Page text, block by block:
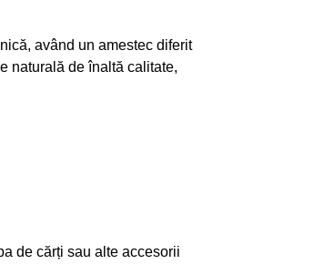
având un amestec diferit
naturală de înaltă calitate,
de cărți sau alte accesorii